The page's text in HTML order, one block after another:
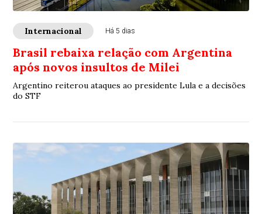
Internacional Há 5 dias
Brasil rebaixa relação com Argentina
após novos insultos de Milei
Argentino reiterou ataques ao presidente Lula e a decisões
do STF